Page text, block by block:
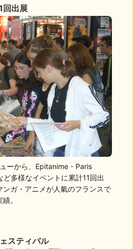
回出展
ーから、Epitanime・Paris
多様なイベントに累計11回出
ンガ・アニメが人氣のフランスで
。
スティバル